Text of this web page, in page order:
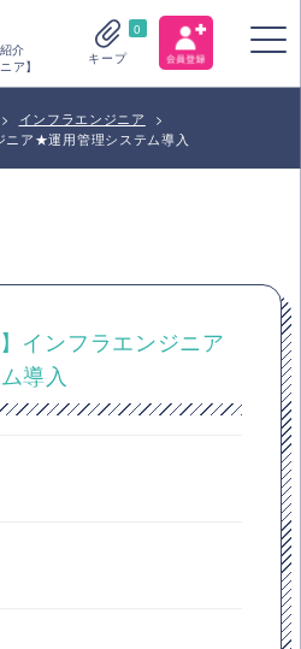
介
ア】
0
キープ
> インフラエンジニア
>
ニア★運用管理システム導入
インフラエンジニア
導入